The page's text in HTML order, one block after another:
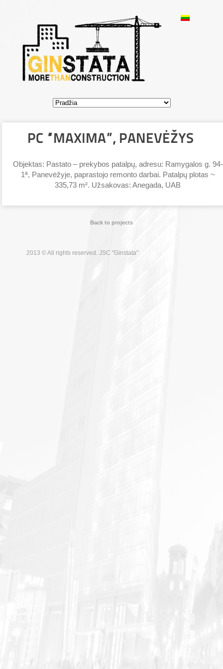
PC “MAXIMA”, PANEVĖŽYS
Objektas: Pastato – prekybos patalpų, adresu: Ramygalos g. 94-
1ª, Panevėžyje, paprastojo remonto darbai. Patalpų plotas ~
335,73 m². Užsakovas: Anegada, UAB
Back to projects
2013 © All rights reserved. JSC "Ginstata"